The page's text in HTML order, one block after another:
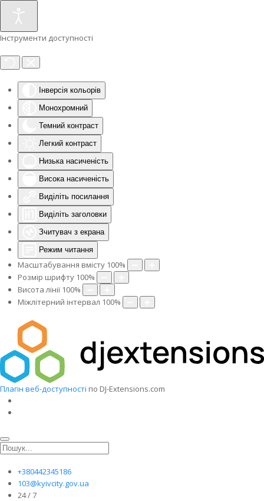
Інструменти доступності
Інверсія кольорів
Монохромний
Темний контраст
Легкий контраст
Низька насиченість
Висока насиченість
Виділіть посилання
Виділіть заголовки
Зчитувач з екрана
Режим читання
Масштабування вмісту 100%
Розмір шрифту 100%
Висота лінії 100%
Міжлітерний інтервал 100%
Плагін веб-доступності по DJ-Extensions.com
+380442345186
103@kyivcity.gov.ua
24 / 7